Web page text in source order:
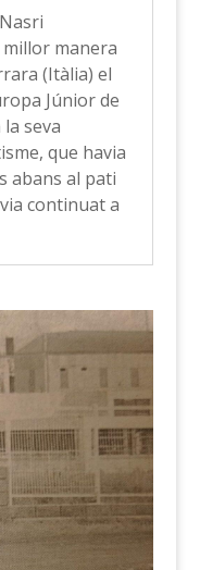
millor manera
(Itàlia) el
Júnior de
seva
que havia
abans al pati
continuat a